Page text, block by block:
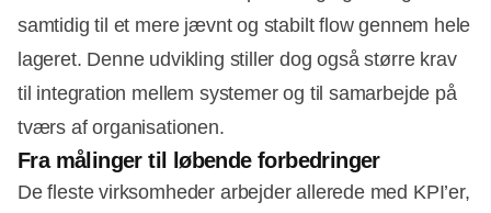
samtidig til et mere jævnt og stabilt flow gennem hele
lageret. Denne udvikling stiller dog også større krav
til integration mellem systemer og til samarbejde på
tværs af organisationen.
Fra målinger til løbende forbedringer
De fleste virksomheder arbejder allerede med KPI’er,